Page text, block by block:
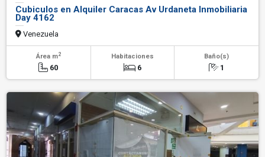
Cubiculos en Alquiler Caracas Av Urdaneta Inmobiliaria
Day 4162
Venezuela
Área m2
60
Habitaciones
6
Baño(s)
1